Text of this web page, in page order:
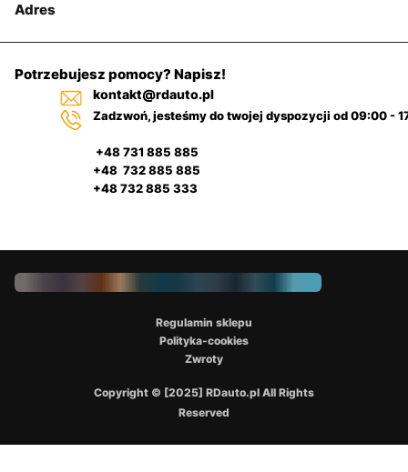
Adres
Potrzebujesz pomocy? Napisz!
kontakt@rdauto.pl
Zadzwoń, jesteśmy do twojej dyspozycji od 09:00 -
+48 731 885 885
+48 732 885 885
+48 732 885 333
Copyright © [2025] RDauto.pl All Rights
Reserved
Regulamin sklepu
Polityka-cookies
Zwroty